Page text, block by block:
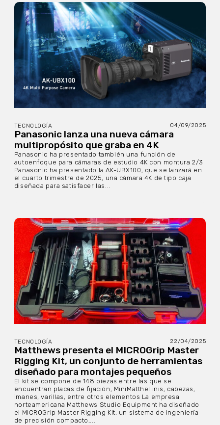
TECNOLOGÍA 04/09/2025
Panasonic lanza una nueva cámara
multipropósito que graba en 4K
Panasonic ha presentado también una función de
autoenfoque para cámaras de estudio 4K con montura 2/3
Panasonic ha presentado la AK-UBX100, que se lanzará en
el cuarto trimestre de 2025, una cámara 4K de tipo caja
diseñada para satisfacer las...
TECNOLOGÍA 22/04/2025
Matthews presenta el MICROGrip Master
Rigging Kit, un conjunto de herramientas
diseñado para montajes pequeños
El kit se compone de 148 piezas entre las que se
encuentran placas de fijación, MiniMatthellinis, cabezas,
imanes, varillas, entre otros elementos La empresa
norteamericana Matthews Studio Equipment ha diseñado
el MICROGrip Master Rigging Kit, un sistema de ingeniería
de precisión compacto,...